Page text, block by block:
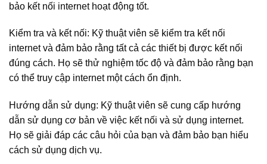
bảo kết nối internet hoạt động tốt.
Kiểm tra và kết nối: Kỹ thuật viên sẽ kiểm tra kết nối
internet và đảm bảo rằng tất cả các thiết bị được kết nối
đúng cách. Họ sẽ thử nghiệm tốc độ và đảm bảo rằng bạn
có thể truy cập internet một cách ổn định.
Hướng dẫn sử dụng: Kỹ thuật viên sẽ cung cấp hướng
dẫn sử dụng cơ bản về việc kết nối và sử dụng internet.
Họ sẽ giải đáp các câu hỏi của bạn và đảm bảo bạn hiểu
cách sử dụng dịch vụ.